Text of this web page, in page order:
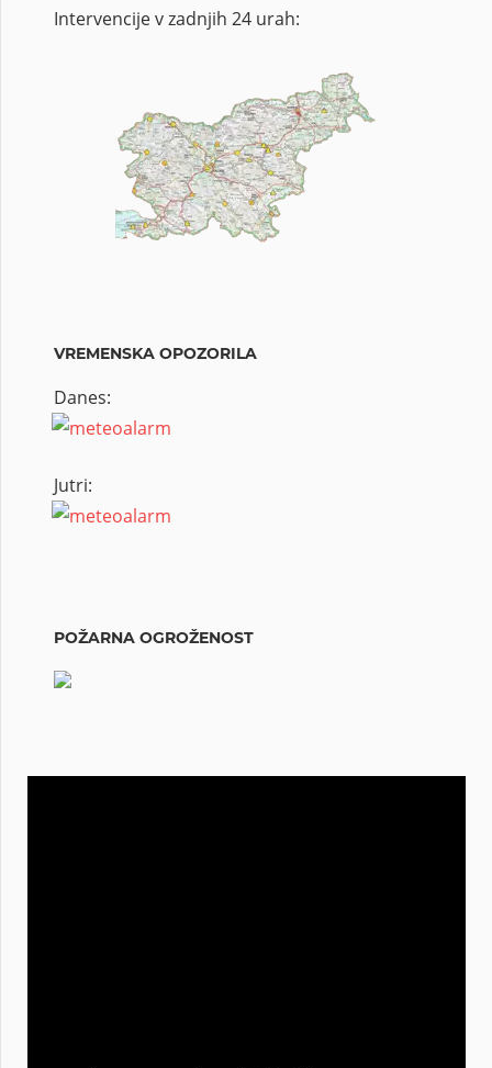
Intervencije v zadnjih 24 urah:
VREMENSKA OPOZORILA
Danes:
Jutri:
POŽARNA OGROŽENOST